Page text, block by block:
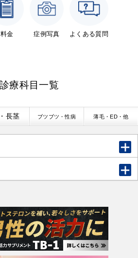
料金 症例写真 よくある質問
診療科目一覧
長茎 ブツブツ・性病 薄毛・ED・他